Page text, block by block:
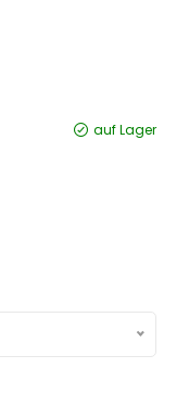
auf Lager